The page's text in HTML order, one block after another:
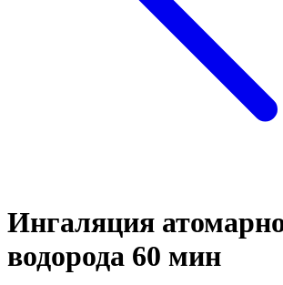
Ингаляция
водорода 60 мин